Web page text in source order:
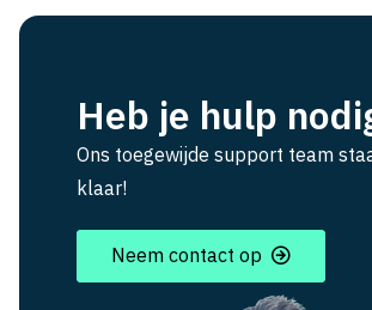
Heb je hulp
Ons toegewijde support team
klaar!
Neem contact op